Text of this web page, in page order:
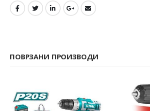
ПОВРЗАНИ ПРОИЗВОДИ